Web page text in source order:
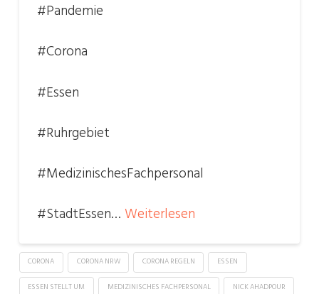
#Pandemie
#Corona
#Essen
#Ruhrgebiet
#MedizinischesFachpersonal
#StadtEssen… Weiterlesen
CORONA CORONA NRW CORONA REGELN ESSEN
ESSEN STELLT UM MEDIZINISCHES FACHPERSONAL NICK AHADPOUR